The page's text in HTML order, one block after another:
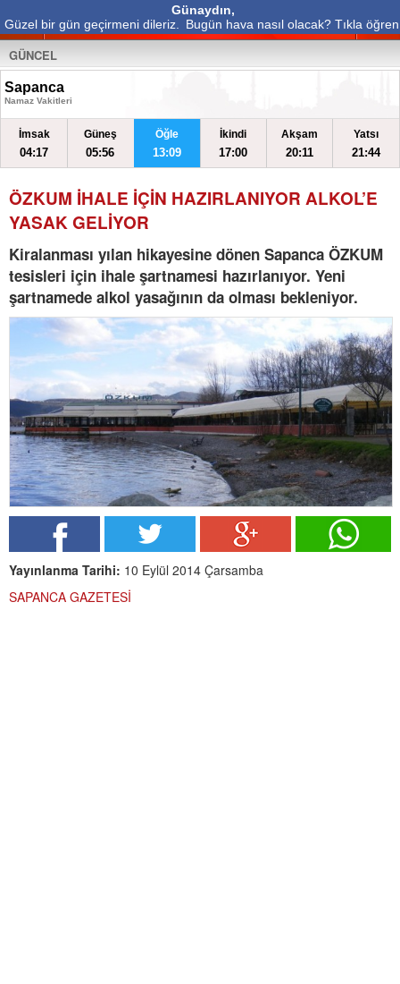
Günaydın,
Güzel bir gün geçirmeni dileriz.
Bugün hava nasıl olacak? Tıkla öğren
GÜNCEL
Sapanca
Namaz Vakitleri
İmsak
04:17
Güneş
05:56
Öğle
13:09
İkindi
17:00
Akşam
20:11
Yatsı
21:44
ÖZKUM İHALE İÇİN HAZIRLANIYOR ALKOL’E
YASAK GELİYOR
Kiralanması yılan hikayesine dönen Sapanca ÖZKUM
tesisleri için ihale şartnamesi hazırlanıyor. Yeni
şartnamede alkol yasağının da olması bekleniyor.
Yayınlanma Tarihi: 10 Eylül 2014 Çarsamba
SAPANCA GAZETESİ